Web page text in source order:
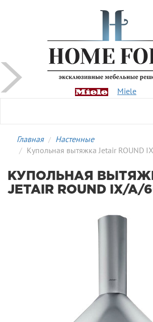
Miele
Главная
Настенные
Купольная вытяжка Jetair ROUND
КУПОЛЬНАЯ
JETAIR ROUND IX/A/